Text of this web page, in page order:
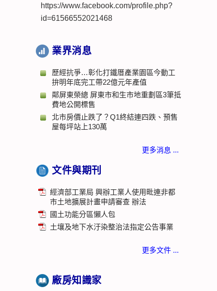
https://www.facebook.com/profile.php?
id=61566552021468
業界消息
歷經抗爭…彰化打鐵厝產業園區今動工
拚明年底完工帶22億元年產值
鄰屏東榮總 屏東市和生市地重劃區3筆抵
費地公開標售
北市房價止跌了？Q1終結連四跌、預售
屋每坪站上130萬
更多消息 ...
文件與期刊
經濟部工業局 興辦工業人使用毗連非都
市土地擴展計畫申請審查 辦法
國土功能分區懶人包
土壤及地下水汙染整治法指定公告事業
更多文件 ...
廠房知識家